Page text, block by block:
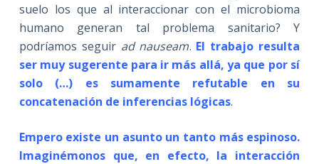
suelo los que al interaccionar con el microbioma
humano generan tal problema sanitario? Y
podríamos seguir ad nauseam. El trabajo resulta
ser muy sugerente para ir más allá, ya que por sí
solo (…) es sumamente refutable en su
concatenación de inferencias lógicas.
Empero existe un asunto un tanto más espinoso.
Imaginémonos que, en efecto, la interacción